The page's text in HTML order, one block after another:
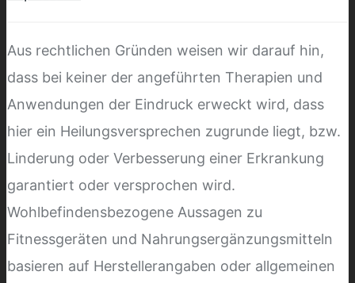
Aus rechtlichen Gründen weisen wir darauf hin,
dass bei keiner der angeführten Therapien und
Anwendungen der Eindruck erweckt wird, dass
hier ein Heilungsversprechen zugrunde liegt, bzw.
Linderung oder Verbesserung einer Erkrankung
garantiert oder versprochen wird.
Wohlbefindensbezogene Aussagen zu
Fitnessgeräten und Nahrungsergänzungsmitteln
basieren auf Herstellerangaben oder allgemeinen